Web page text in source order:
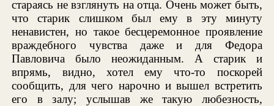
стараясь не взглянуть на отца. Очень может быть,
что старик слишком был ему в эту минуту
ненавистен, но такое бесцеремонное проявление
враждебного чувства даже и для Федора
Павловича было неожиданным. А старик и
впрямь, видно, хотел ему что-то поскорей
сообщить, для чего нарочно и вышел встретить
его в залу; услышав же такую любезность,